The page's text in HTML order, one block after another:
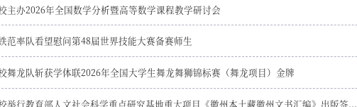
主办2026年全国数学分析暨高等数学课程教学研讨会
范率队看望慰问第48届世界技能大赛备赛师生
舞龙队斩获学体联2026年全国大学生舞龙舞狮锦标赛（舞龙项目）金牌
举行教育部人文社会科学重点研究基地重大项目《徽州本土藏徽州文书汇编》出版签...